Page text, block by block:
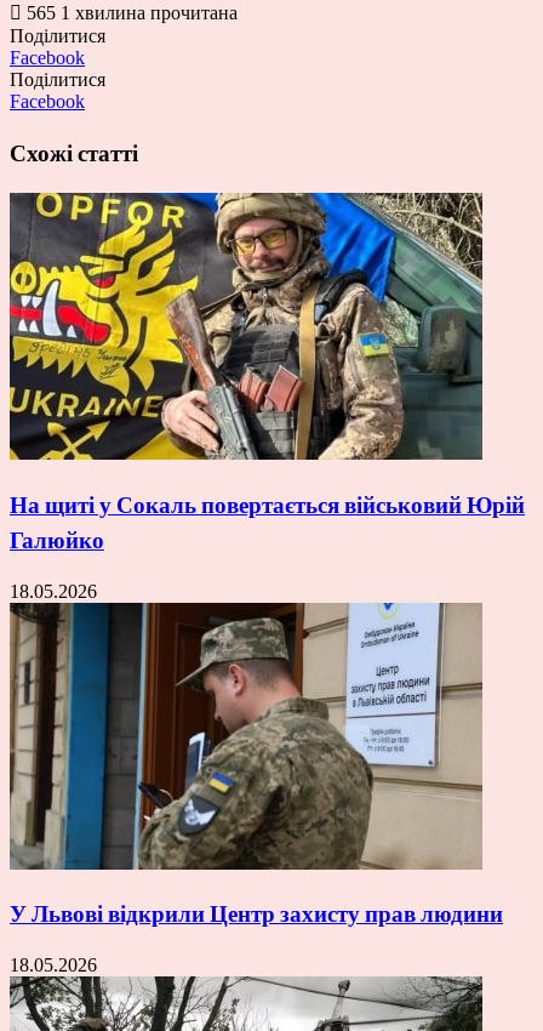
565 1 хвилина прочитана
Поділитися
Facebook
Поділитися
Facebook
Схожі статті
На щиті у Сокаль повертається військовий Юрій
Галюйко
18.05.2026
У Львові відкрили Центр захисту прав людини
18.05.2026